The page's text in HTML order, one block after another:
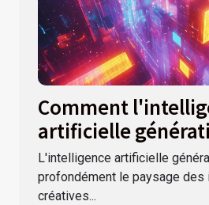
Comment
artificielle
transforme-t-elle
industries
L'intelligence artificielle
profondément le paysage des
créatives...